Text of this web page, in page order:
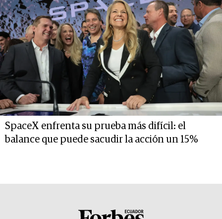
SpaceX enfrenta su prueba más difícil: el
balance que puede sacudir la acción un 15%